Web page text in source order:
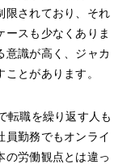
限されており、それ
ースも少なくありま
意識が高く、ジャカ
とがあります。
転職を繰り返す人も
員勤務でもオンライ
の労働観点とは違っ